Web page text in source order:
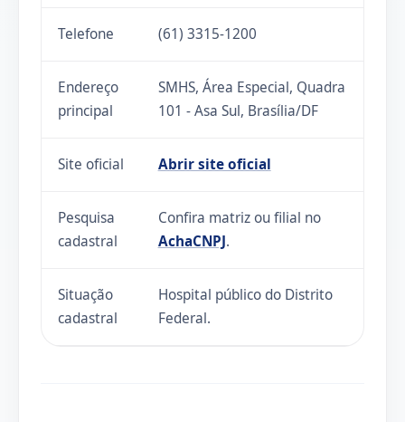
Telefone (61) 3315-1200
Endereço
principal
SMHS, Área Especial, Quadra
101 - Asa Sul, Brasília/DF
Site oficial Abrir site oficial
Pesquisa
cadastral
Confira matriz ou filial no
AchaCNPJ.
Situação
cadastral
Hospital público do Distrito
Federal.